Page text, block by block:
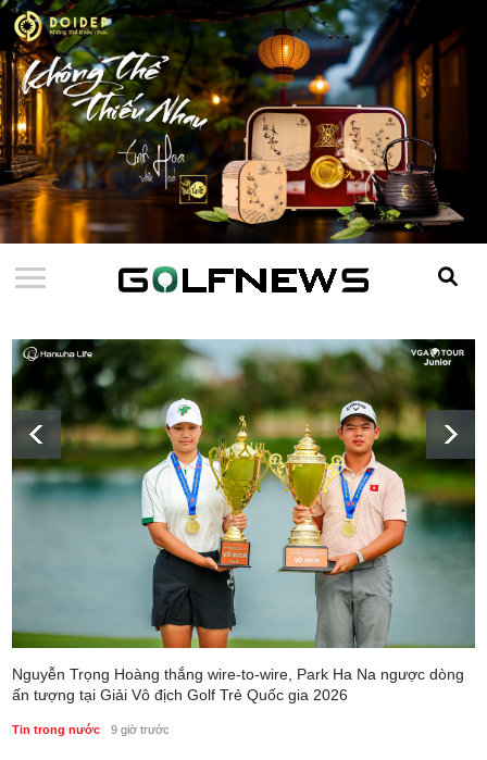
Nguyễn Trọng Hoàng thắng wire-to-wire, Park Ha Na ngược dòng
ấn tượng tại Giải Vô địch Golf Trẻ Quốc gia 2026
Tin trong nước 9 giờ trước